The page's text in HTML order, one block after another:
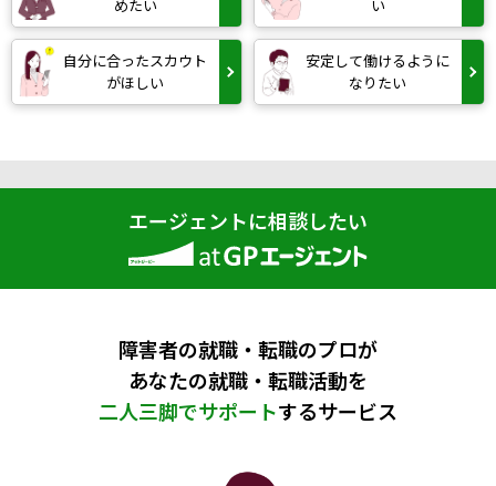
めたい い
自分に合ったスカウト
がほしい
安定して働けるように
なりたい
エージェントに相談したい
障害者の就職・転職のプロが
あなたの就職・転職活動を
二人三脚でサポートするサービス